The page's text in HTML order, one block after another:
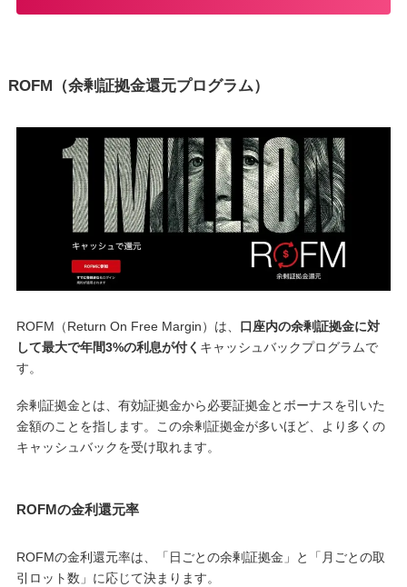
ROFM（余剰証拠金還元プログラム）
ROFM（Return On Free Margin）は、 口座内の余剰証拠金に対
して最大で年間3%の利息が付く キャッシュバックプログラムで
す。
余剰証拠金とは、有効証拠金から必要証拠金とボーナスを引いた
金額のことを指します。この余剰証拠金が多いほど、より多くの
キャッシュバックを受け取れます。
ROFMの金利還元率
ROFMの金利還元率は、「日ごとの余剰証拠金」と「月ごとの取
引ロット数」に応じて決まります。